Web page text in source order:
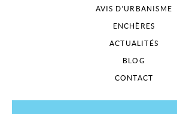
AVIS D'URBANISME
ENCHÈRES
ACTUALITÉS
BLOG
CONTACT